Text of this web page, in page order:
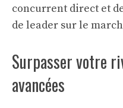
concurrent direct et
de leader sur le
Surpasser votre
avancées